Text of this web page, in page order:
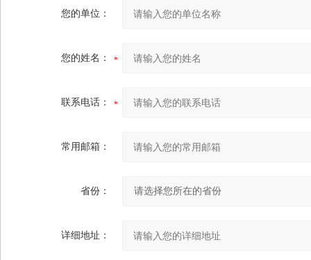
您的单位：
您的姓名：
联系电话：
常用邮箱：
省份：
详细地址：